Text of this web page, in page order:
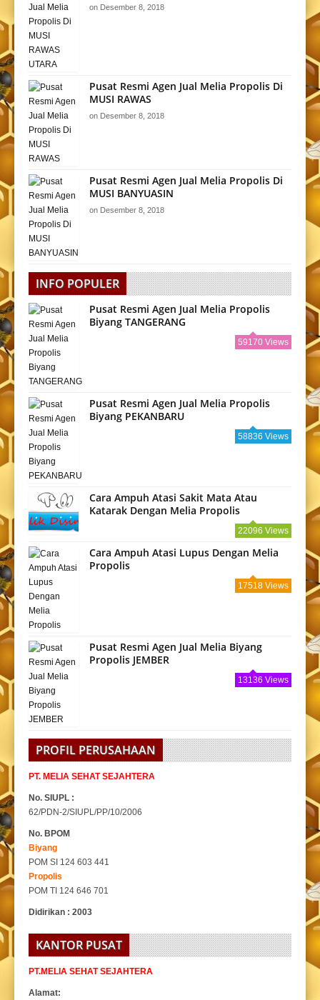
on Desember 8, 2018
Pusat Resmi Agen Jual Melia Propolis Di
MUSI RAWAS
on Desember 8, 2018
Pusat Resmi Agen Jual Melia Propolis Di
MUSI BANYUASIN
on Desember 8, 2018
INFO POPULER
Pusat Resmi Agen Jual Melia Propolis
Biyang TANGERANG
59170 Views
Pusat Resmi Agen Jual Melia Propolis
Biyang PEKANBARU
58836 Views
Cara Ampuh Atasi Sakit Mata Atau
Katarak Dengan Melia Propolis
22096 Views
Cara Ampuh Atasi Lupus Dengan Melia
Propolis
17518 Views
Pusat Resmi Agen Jual Melia Biyang
Propolis JEMBER
13136 Views
PROFIL PERUSAHAAN
PT. MELIA SEHAT SEJAHTERA
No. SIUPL :
62/PDN-2/SIUPL/PP/10/2006
No. BPOM
Biyang
POM SI 124 603 441
Propolis
POM TI 124 646 701
Didirikan : 2003
KANTOR PUSAT
PT.MELIA SEHAT SEJAHTERA
Alamat: